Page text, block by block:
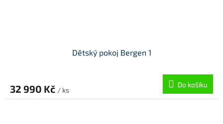
Dětský pokoj Bergen 1
32 990 Kč / ks
Do košíku